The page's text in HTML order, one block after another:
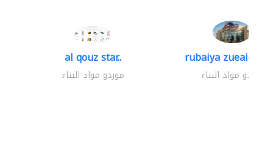
al qouz star..
موردو مواد البناء
rubaiya zueaid
موردو مواد البناء